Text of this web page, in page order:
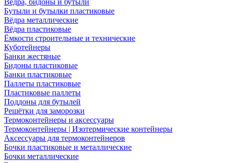
Вёдра, бидоны и бутыли
Бутыли и бутылки пластиковые
Вёдра металлические
Вёдра пластиковые
Ёмкости строительные и технические
Куботейнеры
Банки жестяные
Бидоны пластиковые
Банки пластиковые
Паллеты пластиковые
Пластиковые паллеты
Поддоны для бутылей
Решётки для заморозки
Термоконтейнеры и аксессуары
Термоконтейнеры | Изотермические контейнеры
Аксессуары для термоконтейнеров
Бочки пластиковые и металлические
Бочки металлические